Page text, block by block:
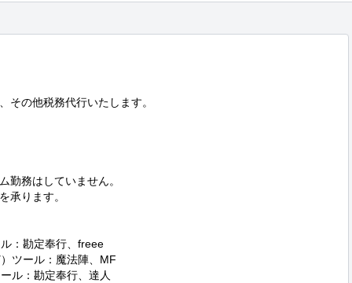
その他税務代行いたします。
勤務はしていません。
承ります。
：勘定奉行、freee
ツール：魔法陣、MF
ル：勘定奉行、達人